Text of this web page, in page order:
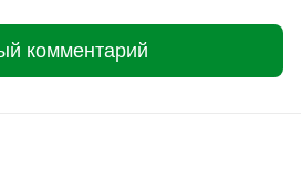
комментарий